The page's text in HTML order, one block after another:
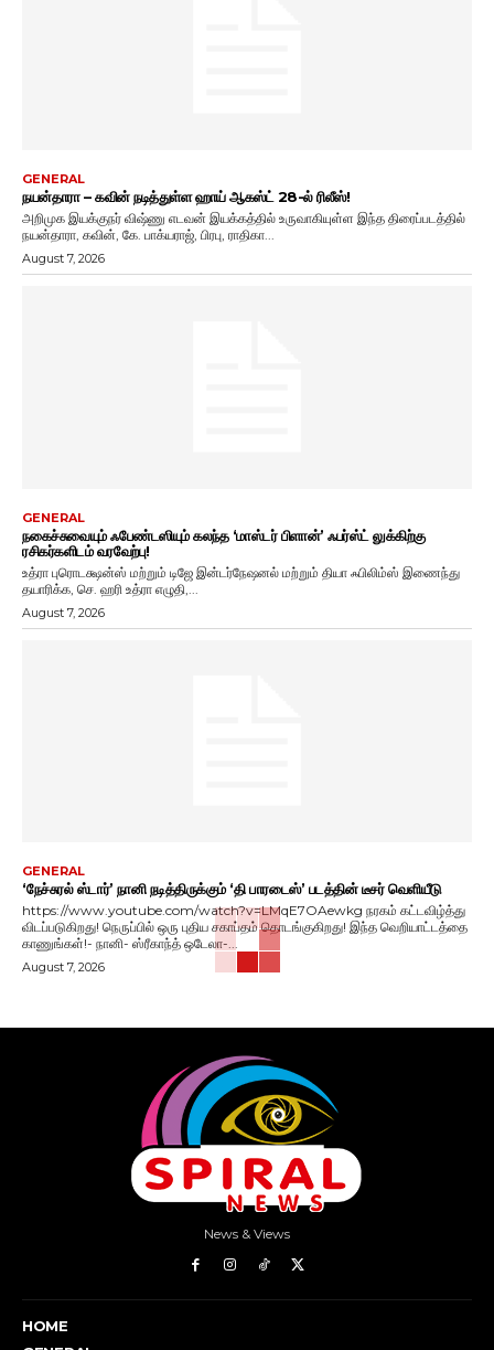
GENERAL
நயன்தாரா – கவின் நடித்துள்ள ஹாய் ஆகஸ்ட் 28-ல் ரிலீஸ்!
அறிமுக இயக்குநர் விஷ்ணு எடவன் இயக்கத்தில் உருவாகியுள்ள இந்த திரைப்படத்தில்
நயன்தாரா, கவின், கே. பாக்யராஜ், பிரபு, ராதிகா...
August 7, 2026
GENERAL
நகைச்சுவையும் ஃபேண்டஸியும் கலந்த ‘மாஸ்டர் பிளான்’ ஃபர்ஸ்ட் லுக்கிற்கு
ரசிகர்களிடம் வரவேற்பு!
உத்ரா புரொடக்ஷன்ஸ் மற்றும் டிஜே இன்டர்நேஷனல் மற்றும் தியா ஃபிலிம்ஸ் இணைந்து
தயாரிக்க, செ. ஹரி உத்ரா எழுதி,...
August 7, 2026
GENERAL
‘நேச்சுரல் ஸ்டார்’ நானி நடித்திருக்கும் ‘தி பாரடைஸ்’ படத்தின் டீசர் வெளியீடு
https://www.youtube.com/watch?v=LMqE7OAewkg நரகம் கட்டவிழ்த்து
விடப்படுகிறது! நெருப்பில் ஒரு புதிய சகாப்தம் தொடங்குகிறது! இந்த வெறியாட்டத்தை
காணுங்கள்!- நானி- ஸ்ரீகாந்த் ஒடேலா-...
August 7, 2026
News & Views
HOME